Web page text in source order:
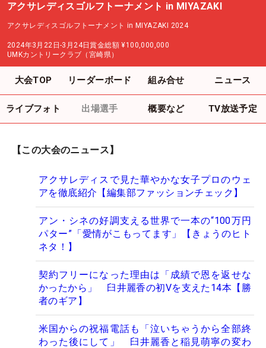
アクサレディスゴルフトーナメント in MIYAZAKI
アクサレディスゴルフトーナメント in MIYAZAKI 2024
2024年3月22日-3月24日賞金総額 ¥100,000,000
UMKカントリークラブ（宮崎県）
大会TOP リーダーボード 組み合せ ニュース
ライブフォト 出場選手 概要など TV放送予定
【この大会のニュース】
アクサレディスで見た華やかな女子プロのウェ
アを徹底紹介【編集部ファッションチェック】
アン・シネの好調支える世界で一本の“100万円
パター”「愛情がこもってます」【きょうのヒト
ネタ！】
契約フリーになった理由は「成績で恩を返せな
かったから」 臼井麗香の初Vを支えた14本【勝
者のギア】
米国からの祝福電話も「泣いちゃうから全部終
わった後にして」 臼井麗香と稲見萌寧の変わ